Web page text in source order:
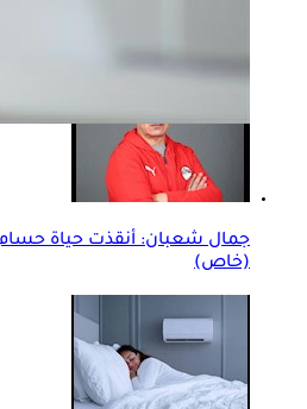
جمال شعبان: أنقذت حياة
(خاص)